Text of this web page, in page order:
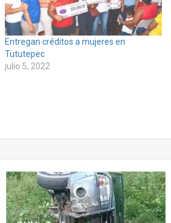
Entregan créditos a mujeres en
Tututepec
julio 5, 2022